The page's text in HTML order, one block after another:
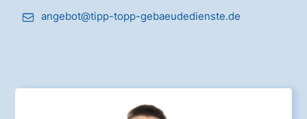
angebot@tipp-topp-gebaeudedienste.de